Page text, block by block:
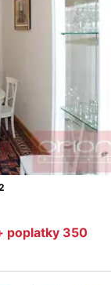
poplatky 350